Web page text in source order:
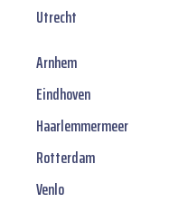
Utrecht
Arnhem
Eindhoven
Haarlemmermeer
Rotterdam
Venlo